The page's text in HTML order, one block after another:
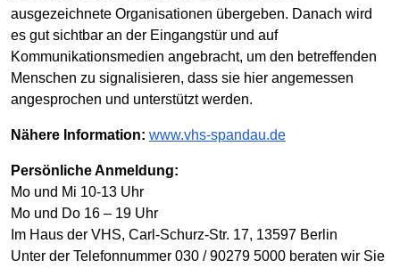
ausgezeichnete Organisationen übergeben. Danach wird
es gut sichtbar an der Eingangstür und auf
Kommunikationsmedien angebracht, um den betreffenden
Menschen zu signalisieren, dass sie hier angemessen
angesprochen und unterstützt werden.
Nähere Information: www.vhs-spandau.de
Persönliche Anmeldung:
Mo und Mi 10-13 Uhr
Mo und Do 16 – 19 Uhr
Im Haus der VHS, Carl-Schurz-Str. 17, 13597 Berlin
Unter der Telefonnummer 030 / 90279 5000 beraten wir Sie